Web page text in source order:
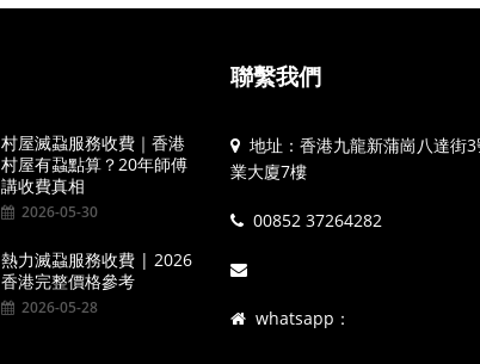
村屋滅蝨服務收費｜香港
村屋有蝨點算？20年師傅
講收費真相
2026-05-30
熱力滅蝨服務收費 | 2026
香港完整價格參考
2026-05-28
聯繫我們
地址：香港九龍新蒲崗八達街
業大廈7樓
00852 37264282
whatsapp：